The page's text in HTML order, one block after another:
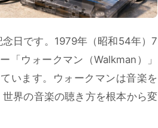
日です。1979年（昭和54年）7
「ウォークマン（Walkman）」
います。ウォークマンは音楽を
界の音楽の聴き方を根本から変